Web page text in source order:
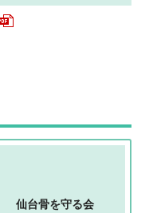
仙台骨を守る会